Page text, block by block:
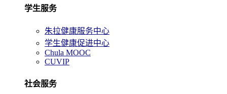
学生服务
朱拉健康服务中心
学生健康促进中心
Chula MOOC
CUVIP
社会服务